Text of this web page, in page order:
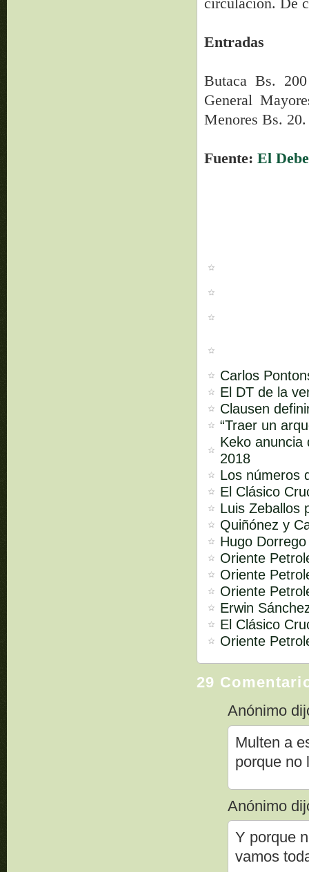
Entradas
Butaca Bs.
General
Menores Bs. 20.
Fuente:El
Carlos
El DT de la
Clausen
“Traer un
Keko anuncia
2018
Los números
El Clásico
Luis Zeballos
Quiñónez y
Hugo
Oriente
Oriente
Oriente
Erwin
El Clásico
Oriente
29
Anónimo
Multen a
porque no
Anónimo
Y porque
vamos